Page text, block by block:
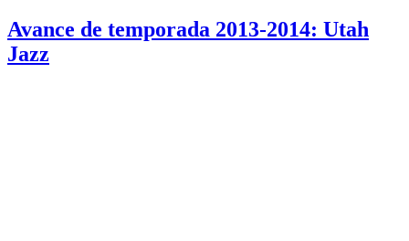
Avance de temporada 2013-2014: Utah
Jazz